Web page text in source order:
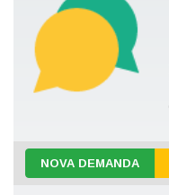
NOVA DEMANDA